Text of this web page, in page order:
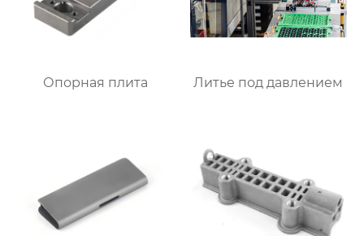
Опорная плита Литье под давлением